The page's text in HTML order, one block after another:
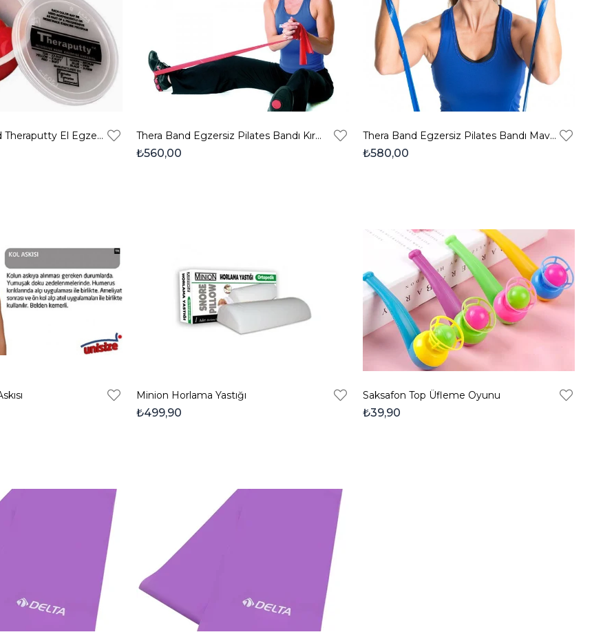
Cando- Thera Band Theraputty El Egzersiz Hamuru Kırmızı (Yumuşak-orta) Thera Band Egzersiz Pilates Bandı Kırmızı 1,5 Metre
₺560,00
Thera Band Egzersiz Pilates Bandı Mavi 1,5 Metre
₺580,00
Minion Horlama Yastığı
₺499,90
Saksafon Top Üfleme Oyunu
₺39,90